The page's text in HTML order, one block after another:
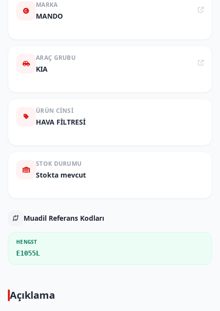
MARKA
MANDO
ARAÇ GRUBU
KIA
ÜRÜN CINSI
HAVA FİLTRESİ
STOK DURUMU
Stokta mevcut
Muadil Referans Kodları
HENGST
E1055L
Açıklama